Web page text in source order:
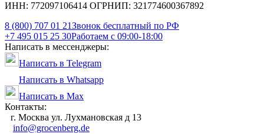
ИНН: 772097106414 ОГРНИП: 321774600367892
8 (800) 707 01 21Звонок бесплатный по РФ
+7 495 015 25 30Работаем с 09:00-18:00
Написать в мессенджеры:
Написать в Telegram
Написать в Whatsapp
Написать в Max
Контакты:
г. Москва ул. Лухмановская д 13
info@grocenberg.de